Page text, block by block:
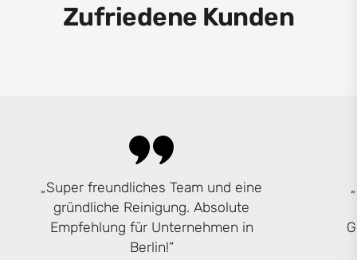
Zufriedene Kunden
„Super freundliches Team und eine
gründliche Reinigung. Absolute
Empfehlung für Unternehmen in
Berlin!“